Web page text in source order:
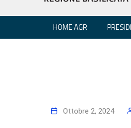
HOME AGR
Ottobre 2, 2024